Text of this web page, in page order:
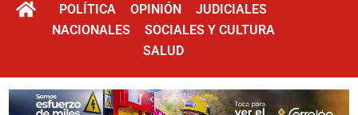
POLÍTICA OPINIÓN
JUDICIALES
NACIONALES
SOCIALES Y CULTURA
SALUD